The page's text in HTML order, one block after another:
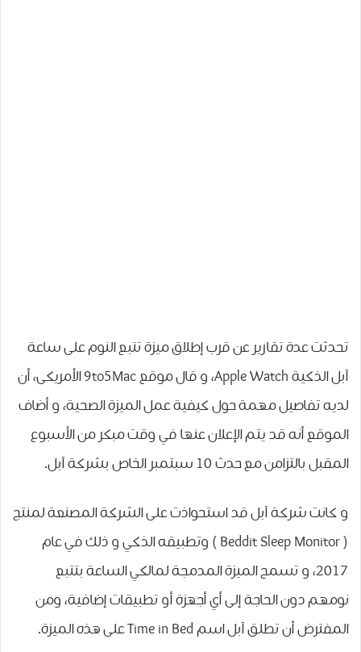
تحدثت عدة تقارير عن قرب إطلاق ميزة تتبع النوم على ساعة
آبل الذكية Apple Watch، و قال موقع 9to5Mac ﺍﻷﻣﺮﻳﻜﻰ، ﺃﻥ
ﻟﺪيه ﺗﻔﺎﺻﻴﻞ ﻣﻬﻤﺔ ﺣﻮﻝ ﻛﻴﻔﻴﺔ ﻋﻤﻞ ﺍﻟﻤﻴﺰﺓ ﺍﻟﺼﺤﻴﺔ، و أضاف
الموقع أﻧﻪ ﻗﺪ ﻳﺘﻢ ﺍﻹﻋﻼﻥ ﻋﻨﻬﺎ ﻓﻲ ﻭﻗﺖ ﻣﺒﻜﺮ ﻣﻦ ﺍﻷﺳﺒﻮﻉ
ﺍﻟﻤﻘﺒﻞ بالتزامن مع ﺣﺪﺙ 10 ﺳﺒﺘﻤﺒﺮ ﺍﻟﺨﺎﺹ بشركة آبل.
و كانت شركة آبل قد ﺍﺳﺘﺤﻮﺍﺫت ﻋﻠﻰ ﺍﻟﺸﺮﻛﺔ ﺍﻟﻤﺼﻨﻌﺔ ﻟﻤﻨﺘﺞ
‏( Beddit Sleep Monitor ‏) ﻭﺗﻄﺒﻴﻘﻪ ﺍﻟﺬكي و ذلك ﻓﻲ ﻋﺎﻡ
2017، و ﺗﺴﻤﺢ ﺍﻟﻤﻴﺰﺓ ﺍﻟﻤﺪﻣﺠﺔ ﻟﻤﺎﻟﻜﻲ ﺍﻟﺴﺎﻋﺔ ﺑﺘﺘﺒﻊ
ﻧﻮﻣﻬﻢ ﺩﻭﻥ ﺍﻟﺤﺎﺟﺔ ﺇﻟﻰ ﺃﻱ ﺃﺟﻬﺰﺓ أو تطبيقات ﺇﺿﺎﻓﻴﺔ، ﻭﻣﻦ
ﺍﻟﻤﻔﺘﺮﺽ ﺃﻥ ﺗﻄﻠﻖ آﺑﻞ ﺍﺳﻢ Time in Bed ﻋﻠﻰ ﻫﺬﻩ ﺍﻟﻤﻴﺰﺓ.